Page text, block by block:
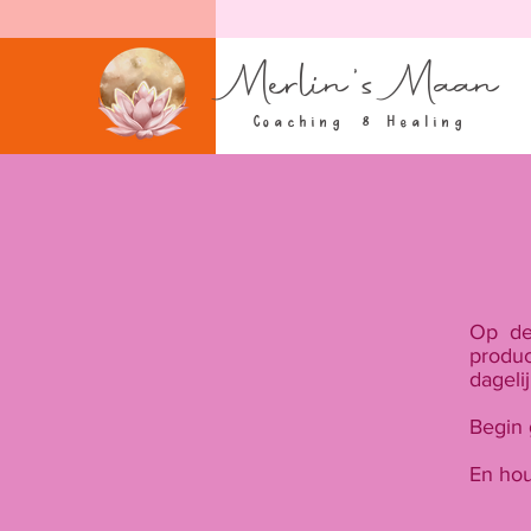
Coaching 8 Healing
Merlin's Maan
Op
Begin
En